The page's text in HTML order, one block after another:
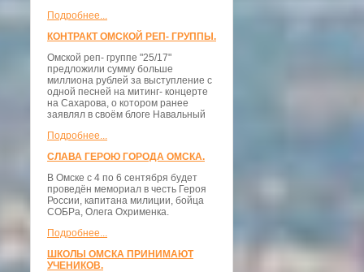
Подробнее...
КОНТРАКТ ОМСКОЙ РЕП- ГРУППЫ.
Омской реп- группе "25/17"
предложили сумму больше
миллиона рублей за выступление с
одной песней на митинг- концерте
на Сахарова, о котором ранее
заявлял в своём блоге Навальный
Подробнее...
СЛАВА ГЕРОЮ ГОРОДА ОМСКА.
В Омске с 4 по 6 сентября будет
проведён мемориал в честь Героя
России, капитана милиции, бойца
СОБРа, Олега Охрименка.
Подробнее...
ШКОЛЫ ОМСКА ПРИНИМАЮТ
УЧЕНИКОВ.